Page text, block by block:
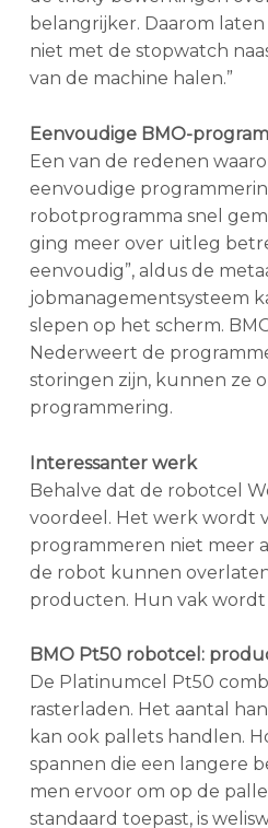
belangrijker. Daarom
niet met de stopwatch
van de machine halen.”
Eenvoudige BMO-
Een van de redenen
eenvoudige
robotprogramma snel
ging meer over uitleg
eenvoudig”, aldus de
jobmanagementsysteem
slepen op het scherm.
Nederweert de
storingen zijn, kunnen ze
programmering.
Interessanter werk
Behalve dat de robotcel
voordeel. Het werk wordt
programmeren niet meer
de robot kunnen
producten. Hun vak wordt
BMO Pt50 robotcel:
De Platinumcel Pt50
rasterladen. Het aantal
kan ook pallets handlen.
spannen die een langere
men ervoor om op de
standaard toepast, is